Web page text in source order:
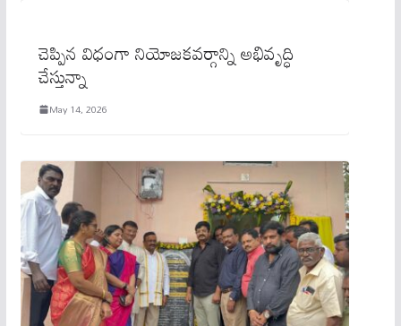
చెప్పిన విధంగా నియోజకవర్గాన్ని అభివృద్ధి
చేస్తున్నా
May 14, 2026